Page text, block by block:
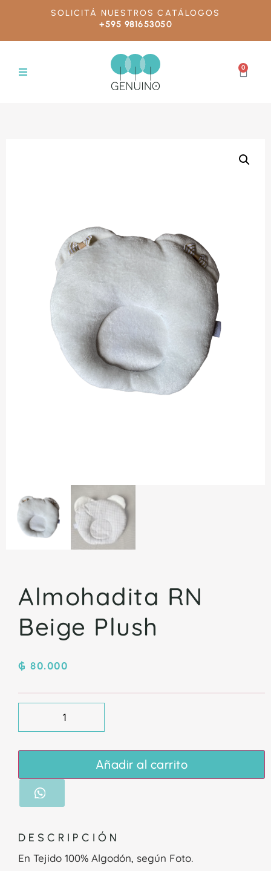
SOLICITÁ NUESTROS CATÁLOGOS
+595 981653050
0
Almohadita RN
Beige Plush
₲ 80.000
Añadir al carrito
DESCRIPCIÓN
En Tejido 100% Algodón, según Foto.